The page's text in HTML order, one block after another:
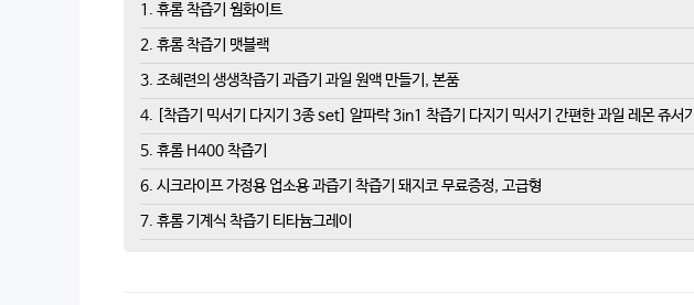
1. 휴롬 착즙기 웜화이트
2. 휴롬 착즙기 맷블랙
3. 조혜련의 생생착즙기 과즙기 과일 원액 만들기, 본품
4. [착즙기 믹서기 다지기 3종 set] 알파락 3in1 착즙기 다지기 믹서기 간편한 과일 레몬 쥬서기
5. 휴롬 H400 착즙기
6. 시크라이프 가정용 업소용 과즙기 착즙기 돼지코 무료증정, 고급형
7. 휴롬 기계식 착즙기 티타늄그레이